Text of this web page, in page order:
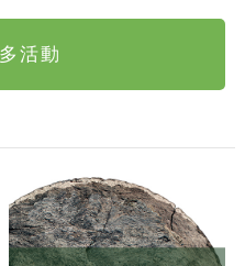
活動